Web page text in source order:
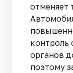
отменяет
контроль
органов
поэтому